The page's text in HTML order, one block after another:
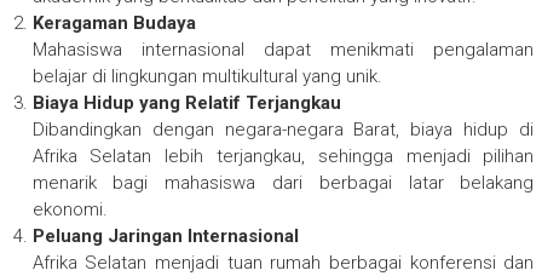
Keragaman Budaya
Mahasiswa internasional dapat menikmati pengalaman
belajar di lingkungan multikultural yang unik.
Biaya Hidup yang Relatif Terjangkau
Dibandingkan dengan negara-negara Barat, biaya hidup di
Afrika Selatan lebih terjangkau, sehingga menjadi pilihan
menarik bagi mahasiswa dari berbagai latar belakang
ekonomi.
Peluang Jaringan Internasional
Afrika Selatan menjadi tuan rumah berbagai konferensi dan